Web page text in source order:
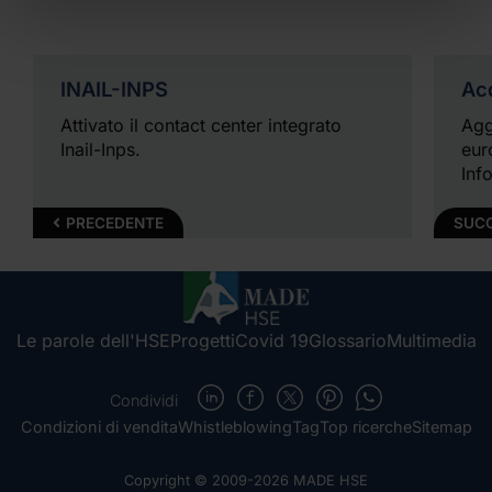
INAIL-INPS
Attivato il contact center integrato
Inail-Inps.
PRECEDENTE
Le parole dell'HSEProgettiCovid 19GlossarioMultimedia
Condizioni di venditaWhistleblowingTagTop ricercheSitemap
Condividi
Copyright © 2009-2026 MADE HSE